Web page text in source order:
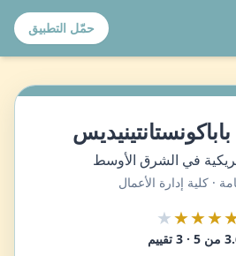
حمّل التطبيق
في الشرق الأوسط
· كلية إدارة الأعمال
★
تقييم